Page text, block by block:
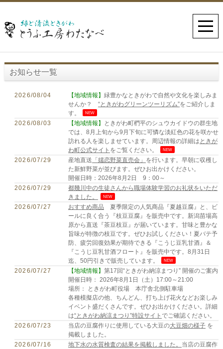
お知らせ一覧
2026/08/04 【地域情報】 緑豊かなときがわで自然や文化を楽しみま
せんか？ “ときがわグリーンツーリズム”をご紹介しま
す。
NEW
2026/08/03 【地域情報】
ときがわ町椚平のシュウカイドウの群生地
では、8月上旬から9月下旬に可憐な淡紅色の花を咲かせ
訪れる人を楽しませています。周辺情報の詳細は ときが
わ町公式サイト をご覧ください。 NEW
2026/07/29 産地直送 「嬬恋野菜直売会」 を行います。早朝に収穫し
た新鮮野菜が並びます。ぜひお出かけください。
開催日時：2026年8月2日 9：00～
2026/07/29
都幾川中の生徒さんから職場体験学習のお礼状をいただ
きました。
NEW
2026/07/27 おすすめ商品 夏季限定の人気商品『夏越豆腐』と、ビ
ールに良く合う『枝豆豆腐』を販売中です。新潟苗場高
原から直送『茶豆枝豆』が届いています。甘味と豊かな
旨味が特徴の枝豆です。ぜひお試しください！夏バテ予
防、疲労回復効果が期待できる『こうじ豆乳甘酒』＆
『こうじ豆乳甘酒フロート』を販売中です。8月31日
迄、50円引きで販売しています。
NEW
2026/07/27 【地域情報】 第17回“ときがわ納涼まつり” 開催のご案内
開催日時： 2026年8月1日（土）17:00～21:00
場所： ときがわ町役場 本庁舎北側駐車場
各種模擬店の他、ちんどん、打ち上げ花火などお楽しみ
イベント盛だくさんです。ぜひお出かけください。詳細
は“ときがわ納涼まつり”特設サイト でご確認ください。
2026/07/23
当店の豆腐作りに使用している大豆の大豆畑の様子を
掲載しました。
2026/07/16
地下水の水質検査の結果を掲載しました。 当店の豆腐作